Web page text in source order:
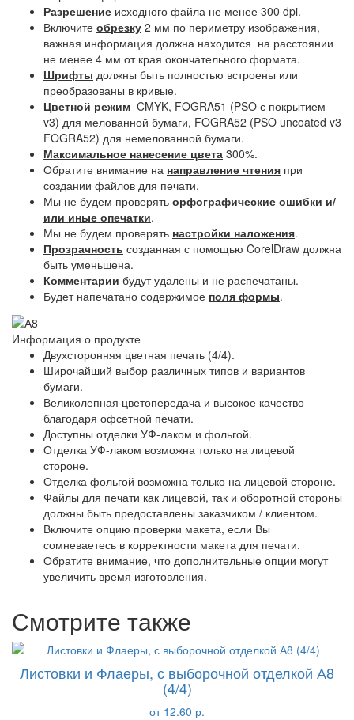
Разрешение исходного файла не менее 300 dpi.
Включите обрезку 2 мм по периметру изображения,
важная информация должна находится на расстоянии
не менее 4 мм от края окончательного формата.
Шрифты должны быть полностью встроены или
преобразованы в кривые.
Цветной режим CMYK, FOGRA51 (PSO с покрытием
v3) для мелованной бумаги, FOGRA52 (PSO uncoated v3
FOGRA52) для немелованной бумаги.
Максимальное нанесение цвета 300%.
Обратите внимание на направление чтения при
создании файлов для печати.
Мы не будем проверять орфографические ошибки и/
или иные опечатки.
Мы не будем проверять настройки наложения.
Прозрачность созданная с помощью CorelDraw должна
быть уменьшена.
Комментарии будут удалены и не распечатаны.
Будет напечатано содержимое поля формы.
Информация о продукте
Двухсторонняя цветная печать (4/4).
Широчайший выбор различных типов и вариантов
бумаги.
Великолепная цветопередача и высокое качество
благодаря офсетной печати.
Доступны отделки УФ-лаком и фольгой.
Отделка УФ-лаком возможна только на лицевой
стороне.
Отделка фольгой возможна только на лицевой стороне.
Файлы для печати как лицевой, так и оборотной стороны
должны быть предоставлены заказчиком / клиентом.
Включите опцию проверки макета, если Вы
сомневаетесь в корректности макета для печати.
Обратите внимание, что дополнительные опции могут
увеличить время изготовления.
Смотрите также
Листовки и Флаеры, с выборочной отделкой А8
(4/4)
от 12.60 р.